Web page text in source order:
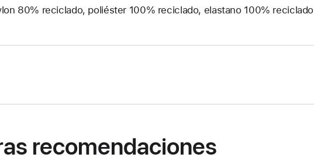
80% reciclado, poliéster 100% reciclado, elastano 100% reciclado
recomendaciones